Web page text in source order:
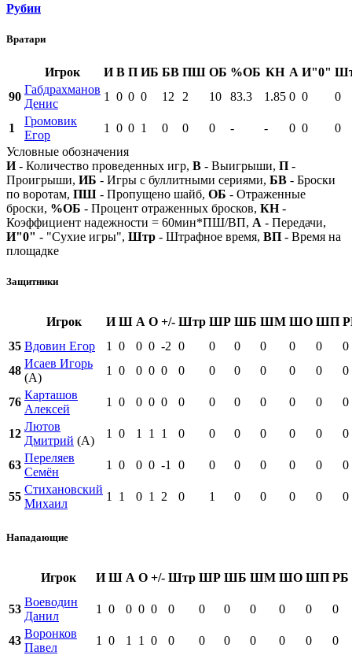
Рубин
Вратари
Игрок И В П ИБ БВ ПШ ОБ %ОБ КН А И"0"
90
Габдрахманов
Денис
1 0 0 0 12 2 10 83.3 1.85 0 0 0
1
Громовик
Егор
1 0 0 1 0 0 0 - - 0 0
0
Условные обозначения
И- Количество проведенных игр, В - Выигрыши, П -
Проигрыши, ИБ - Игры с буллитными сериями, БВ - Броски
по воротам, ПШ - Пропущено шайб, ОБ - Отраженные
броски, %ОБ - Процент отраженных бросков, КН-
Коэффициент надежности = 60мин*ПШ/ВП, А - Передачи,
И"0" - "Сухие игры", Штр - Штрафное время, ВП - Время на
площадке
Защитники
Игрок И Ш А О +/- Штр ШР ШБ ШМ ШО ШП
35 Вдовин Егор 1 0 0 0 -2 0 0 0 0 0 0
0
48
Исаев Игорь
(А)
1 0 0 0 0 0 0 0 0 0 0 0
76
Карташов
Алексей
1 0 0 0 0 0 0 0 0 0 0 0
12
Лютов
Дмитрий (А)
1 0 1 1 1 0 0 0 0 0 0 0
63
Переляев
Семён
1 0 0 0 -1 0 0 0 0 0 0 0
55
Стихановский
Михаил
1 1 0 1 2 0 1 0 0 0 0 0
Нападающие
Игрок И Ш А О +/- Штр ШР ШБ ШМ ШО ШП РБ
53
Воеводин
Данил
1 0 0 0 0 0 0 0 0 0 0 0
43
Воронков
Павел
1 0 1 1 0 0 0 0 0 0 0 0